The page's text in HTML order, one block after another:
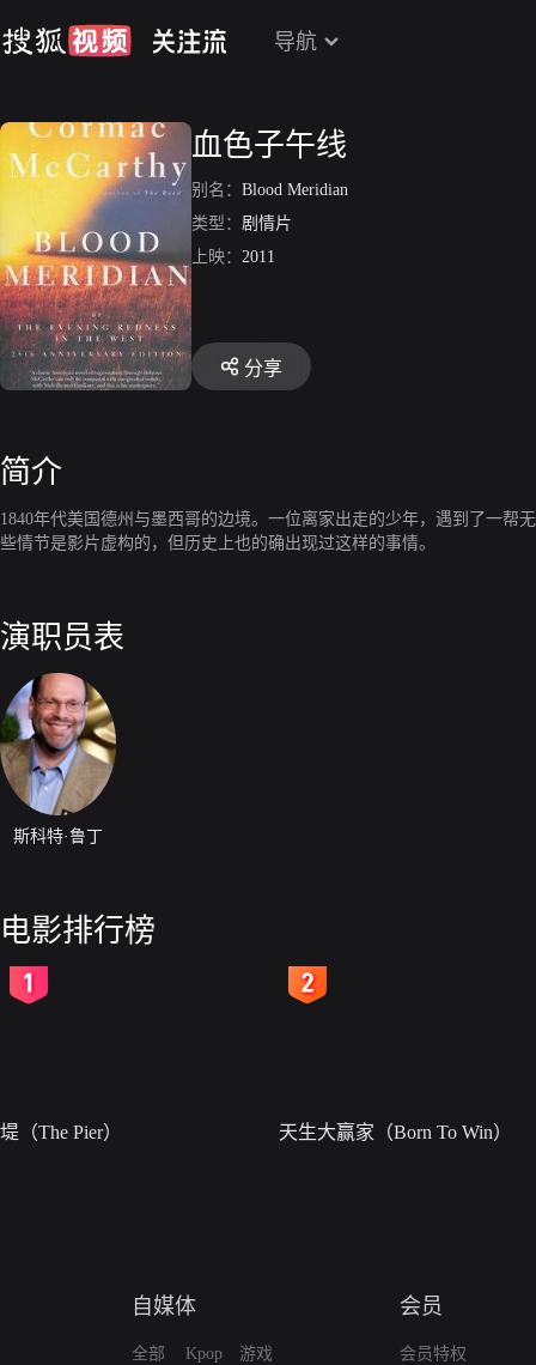
导航
血色子午线
别名： Blood Meridian
类型： 剧情片
上映： 2011
分享
简介
1840年代美国德州与墨西哥的边境。一位离家出走的少年，遇到了一
些情节是影片虚构的，但历史上也的确出现过这样的事情。
演职员表
斯科特·鲁丁
电影排行榜
堤（The Pier） 天生大赢家（Born To Win）
自媒体
全部
Kpop
游戏
会员
会员特权